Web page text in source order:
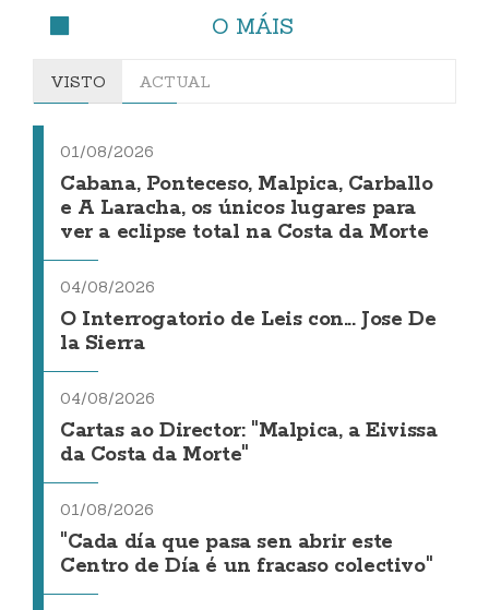
O MÁIS
VISTO ACTUAL
01/08/2026
Cabana, Ponteceso, Malpica, Carballo
e A Laracha, os únicos lugares para
ver a eclipse total na Costa da Morte
04/08/2026
O Interrogatorio de Leis con... Jose De
la Sierra
04/08/2026
Cartas ao Director: "Malpica, a Eivissa
da Costa da Morte"
01/08/2026
"Cada día que pasa sen abrir este
Centro de Día é un fracaso colectivo"